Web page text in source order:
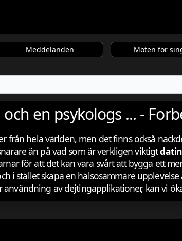
Meddelanden Möten för
en psykologs ... -
hela världen, men det finns också
än på vad som är verkligen viktigt
för att det kan vara svårt att bygga ett
i stället skapa en hälsosammare
av dejtingapplikationer, kan vi